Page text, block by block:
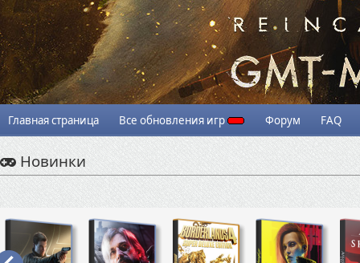
Главная страница Все обновления игр Форум FAQ
Новинки